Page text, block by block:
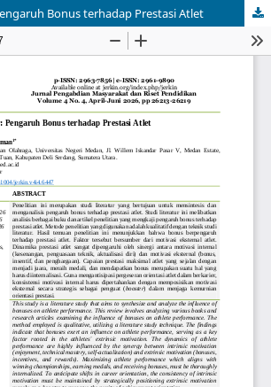
Bonus terhadap Prestasi Atlet